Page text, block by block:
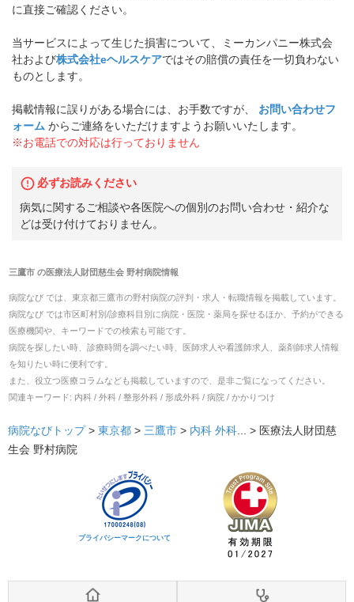
に直接ご確認ください。
当サービスによって生じた損害について、ミーカンパニー株式会
社および株式会社eヘルスケアではその賠償の責任を一切負わない
ものとします。
掲載情報に誤りがある場合には、お手数ですが、
お問い合わせフ
ォーム からご連絡をいただけますようお願いいたします。
※お電話での対応は行っておりません
必ずお読みください
病気に関するご相談や各医院への個別のお問い合わせ・紹介な
どは受け付けておりません。
三鷹市の医療法人財団慈生会 野村病院情報
病院なび では、 東京都三鷹市の野村病院の評判・求人・転職情報を掲載しています。
病院なび では市区町村別/診療科目別に病院・医院・薬局を探せるほか、予約ができる
医療機関や、キーワードでの検索も可能です。
病院を探したい時、診療時間を調べたい時、医師求人や看護師求人、薬剤師求人情報
を知りたい時に便利です。
また、役立つ医療コラムなども掲載していますので、是非ご覧になってください。
関連キーワード: 内科 / 外科 / 整形外科 / 形成外科 / 病院 / かかりつけ
病院なびトップ > 東京都 > 三鷹市 > 内科 外科... > 医療法人財団慈
生会 野村病院
プライバシーマークについて